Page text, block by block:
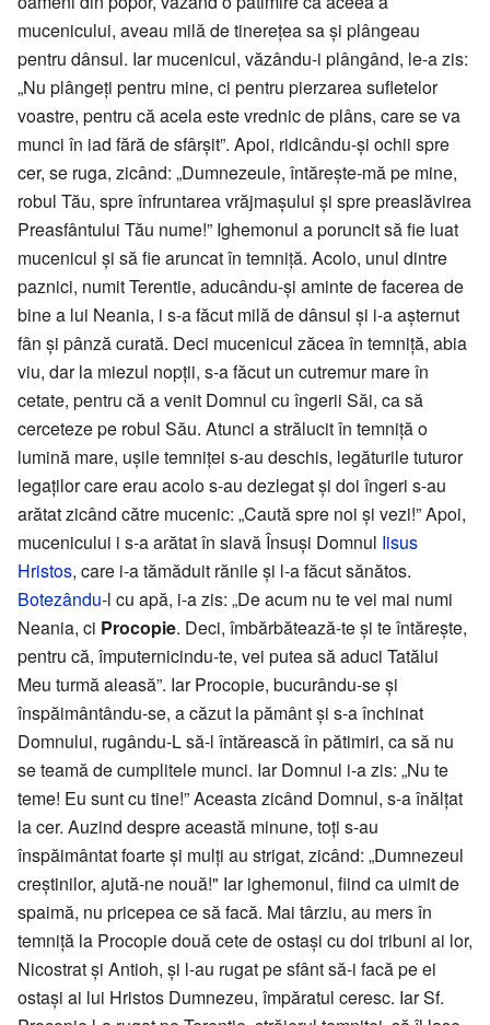
mucenicului, aveau milă de tinerețea sa și plângeau
pentru dânsul. Iar mucenicul, văzându-i plângând, le-a zis:
„Nu plângeți pentru mine, ci pentru pierzarea sufletelor
voastre, pentru că acela este vrednic de plâns, care se va
munci în iad fără de sfârșit”. Apoi, ridicându-și ochii spre
cer, se ruga, zicând: „Dumnezeule, întărește-mă pe mine,
robul Tău, spre înfruntarea vrăjmașului și spre preaslăvirea
Preasfântului Tău nume!” Ighemonul a poruncit să fie luat
mucenicul și să fie aruncat în temniță. Acolo, unul dintre
paznici, numit Terentie, aducându-și aminte de facerea de
bine a lui Neania, i s-a făcut milă de dânsul și i-a așternut
fân și pânză curată. Deci mucenicul zăcea în temniță, abia
viu, dar la miezul nopții, s-a făcut un cutremur mare în
cetate, pentru că a venit Domnul cu îngerii Săi, ca să
cerceteze pe robul Său. Atunci a strălucit în temniță o
lumină mare, ușile temniței s-au deschis, legăturile tuturor
legaților care erau acolo s-au dezlegat și doi îngeri s-au
arătat zicând către mucenic: „Caută spre noi și vezi!” Apoi,
mucenicului i s-a arătat în slavă Însuși Domnul Iisus
Hristos, care i-a tămăduit rănile și l-a făcut sănătos.
Botezându-l cu apă, i-a zis: „De acum nu te vei mai numi
Neania, ci Procopie. Deci, îmbărbătează-te și te întărește,
pentru că, împuternicindu-te, vei putea să aduci Tatălui
Meu turmă aleasă”. Iar Procopie, bucurându-se și
înspăimântându-se, a căzut la pământ și s-a închinat
Domnului, rugându-L să-l întărească în pătimiri, ca să nu
se teamă de cumplitele munci. Iar Domnul i-a zis: „Nu te
teme! Eu sunt cu tine!” Aceasta zicând Domnul, s-a înălțat
la cer. Auzind despre această minune, toți s-au
înspăimântat foarte și mulți au strigat, zicând: „Dumnezeul
creștinilor, ajută-ne nouă!" Iar ighemonul, fiind ca uimit de
spaimă, nu pricepea ce să facă. Mai târziu, au mers în
temniță la Procopie două cete de ostași cu doi tribuni ai lor,
Nicostrat și Antioh, și l-au rugat pe sfânt să-i facă pe ei
ostași ai lui Hristos Dumnezeu, împăratul ceresc. Iar Sf.